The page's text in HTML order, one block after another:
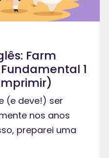
Farm
1
(e deve!) ser
nos anos
preparei uma